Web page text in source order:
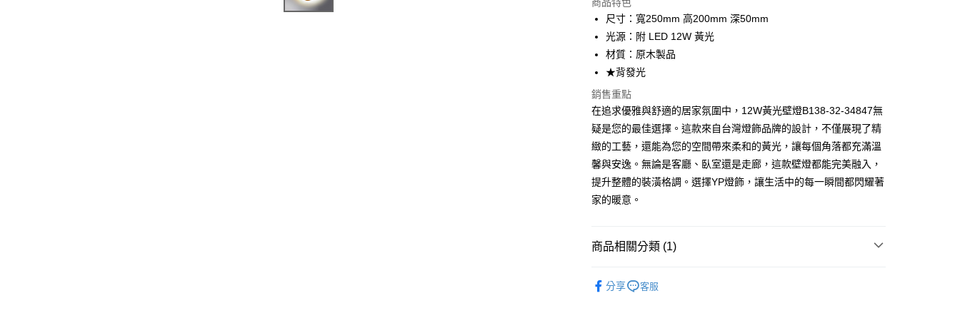
Apple Pay
街口支付
悠遊付
Google Pay
AFTEE先享後付
相關說明
【關於「AFTEE先享後付」】
AFTEE先享後付是「在收到商品之後才付款」的支付方式。 讓您購物簡單
便利好安心！
３．安心：先確認商品／服務後，再付款。
１．於結帳方式選擇「AFTEE先享後付」後，將跳轉至「AFTEE先享後
付」結帳頁面，進行簡訊認證並確認金額後，即可完成結帳。
ATM付款
每筆NT$180，滿NT$5,000(含以上)免運費
尺寸：寬250mm 高200mm 深50mm
光源：附 LED 12W 黃光
材質：原木製品
★背發光
銷售重點
在追求優雅與舒適的居家氛圍中，12W黃光壁燈B138-32-34847無
疑是您的最佳選擇。這款來自台灣燈飾品牌的設計，不僅展現了精
緻的工藝，還能為您的空間帶來柔和的黃光，讓每個角落都充滿溫
馨與安逸。無論是客廳、臥室還是走廊，這款壁燈都能完美融入，
提升整體的裝潢格調。選擇YP燈飾，讓生活中的每一瞬間都閃耀著
家的暖意。
商品相關分類 (1)
分享
客服